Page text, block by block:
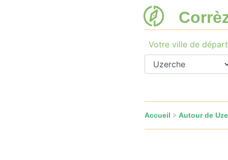
Votre ville de départ
Accueil > Autour de